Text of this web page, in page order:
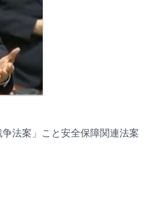
法案」こと安全保障関連法案